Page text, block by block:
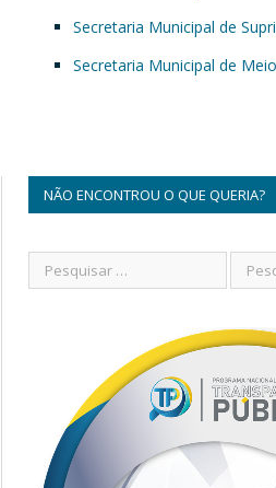
Secretaria Municipal de
Secretaria Municipal de
NÃO ENCONTROU O QUE QUERIA?